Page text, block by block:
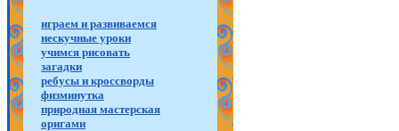
играем и развиваемся
нескучные уроки
учимся рисовать
загадки
ребусы и кроссворды
физминутка
природная мастерская
оригами